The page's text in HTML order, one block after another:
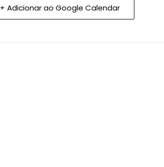
+ Adicionar ao Google Calendar